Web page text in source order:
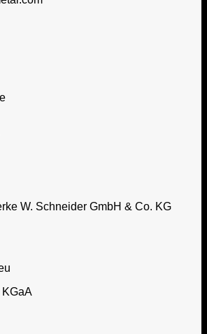
W. Schneider GmbH & Co. KG
KGaA